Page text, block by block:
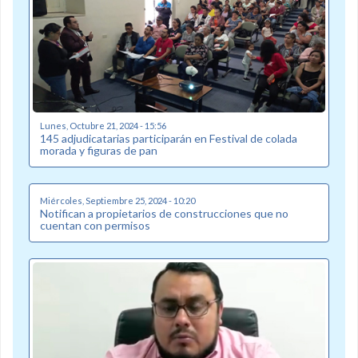
Lunes, Octubre 21, 2024 - 15:56
145 adjudicatarias participarán en Festival de colada
morada y figuras de pan
Miércoles, Septiembre 25, 2024 - 10:20
Notifican a propietarios de construcciones que no
cuentan con permisos